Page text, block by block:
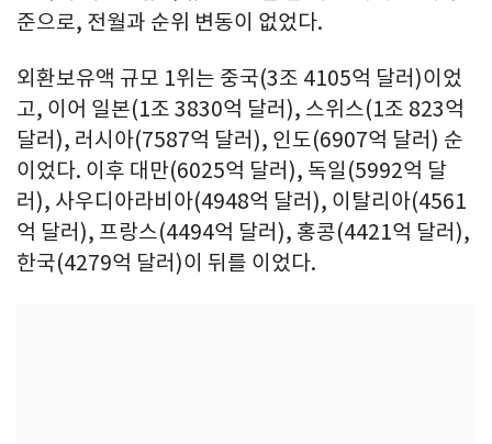
준으로, 전월과 순위 변동이 없었다.
외환보유액 규모 1위는 중국(3조 4105억 달러)이었
고, 이어 일본(1조 3830억 달러), 스위스(1조 823억
달러), 러시아(7587억 달러), 인도(6907억 달러) 순
이었다. 이후 대만(6025억 달러), 독일(5992억 달
러), 사우디아라비아(4948억 달러), 이탈리아(4561
억 달러), 프랑스(4494억 달러), 홍콩(4421억 달러),
한국(4279억 달러)이 뒤를 이었다.